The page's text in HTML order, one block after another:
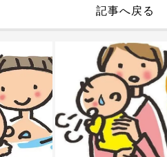
記事へ戻る